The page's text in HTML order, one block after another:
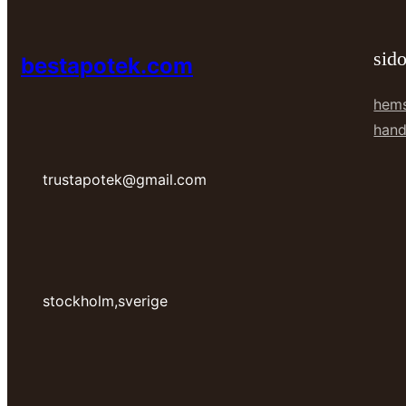
bestapotek.com
trustapotek@gmail.com
stockholm,sverige